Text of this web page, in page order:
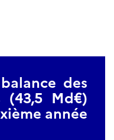
des
(43,5 Md€)
année